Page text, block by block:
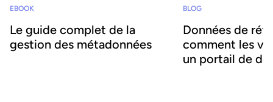
EBOOK
Le guide complet de la
gestion des métadonnées
BLOG
Données de
comment les
un portail de